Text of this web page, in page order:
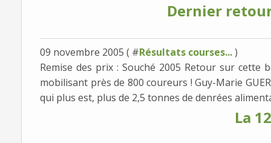
Dernier retour
09 novembre 2005 ( #Résultats courses...)
Remise des prix : Souché 2005 Retour sur
mobilisant près de 800 coureurs ! Guy-Marie
qui plus est, plus de 2,5 tonnes de denrées
La